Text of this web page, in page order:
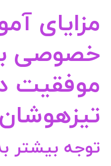
مزایای
خصوصی
موفقیت
تیزهوشان
توجه بیشتر